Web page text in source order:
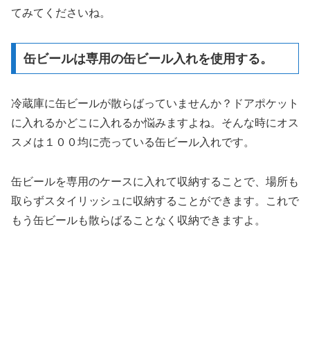
てみてくださいね。
缶ビールは専用の缶ビール入れを使用する。
冷蔵庫に缶ビールが散らばっていませんか？ドアポケット
に入れるかどこに入れるか悩みますよね。そんな時にオス
スメは１００均に売っている缶ビール入れです。
缶ビールを専用のケースに入れて収納することで、場所も
取らずスタイリッシュに収納することができます。これで
もう缶ビールも散らばることなく収納できますよ。